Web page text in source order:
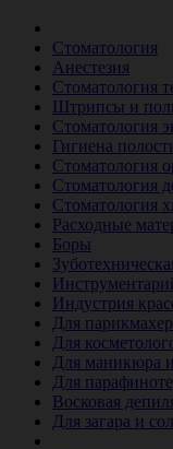
Стоматология
Анестезия
Стоматология
Штрипсы и
Стоматология
Гигиена
Стоматология
Стоматология
Стоматология
Расходные
Боры
Индустрия
Для
Для
Для маникюра
Для
Восковая
Для загара и